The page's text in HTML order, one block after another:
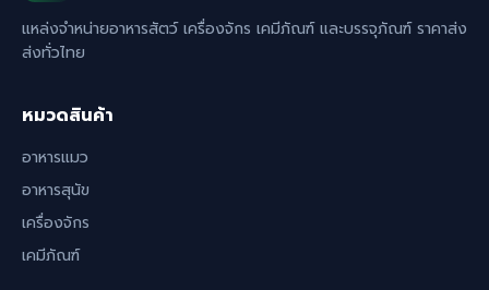
แหล่งจำหน่ายอาหารสัตว์ เครื่องจักร เคมีภัณฑ์ และบรรจุภัณฑ์ ราคาส่ง
ส่งทั่วไทย
หมวดสินค้า
อาหารแมว
อาหารสุนัข
เครื่องจักร
เคมีภัณฑ์